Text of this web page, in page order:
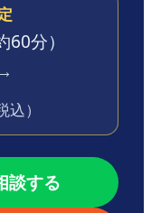
60分）
→
込）
談する